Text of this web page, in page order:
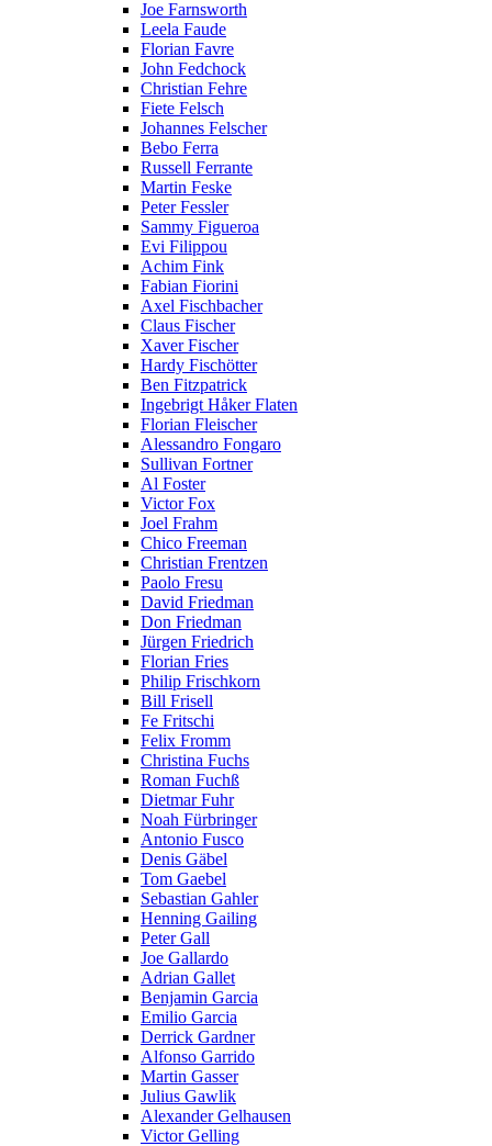
Joe Farnsworth
Leela Faude
Florian Favre
John Fedchock
Christian Fehre
Fiete Felsch
Johannes Felscher
Bebo Ferra
Russell Ferrante
Martin Feske
Peter Fessler
Sammy Figueroa
Evi Filippou
Achim Fink
Fabian Fiorini
Axel Fischbacher
Claus Fischer
Xaver Fischer
Hardy Fischötter
Ben Fitzpatrick
Ingebrigt Håker Flaten
Florian Fleischer
Alessandro Fongaro
Sullivan Fortner
Al Foster
Victor Fox
Joel Frahm
Chico Freeman
Christian Frentzen
Paolo Fresu
David Friedman
Don Friedman
Jürgen Friedrich
Florian Fries
Philip Frischkorn
Bill Frisell
Fe Fritschi
Felix Fromm
Christina Fuchs
Roman Fuchß
Dietmar Fuhr
Noah Fürbringer
Antonio Fusco
Denis Gäbel
Tom Gaebel
Sebastian Gahler
Henning Gailing
Peter Gall
Joe Gallardo
Adrian Gallet
Benjamin Garcia
Emilio Garcia
Derrick Gardner
Alfonso Garrido
Martin Gasser
Julius Gawlik
Alexander Gelhausen
Victor Gelling